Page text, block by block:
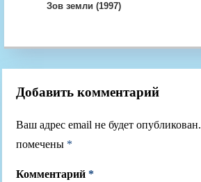
Зов земли (1997)
Добавить комментарий
Ваш адрес email не будет опубликован.
помечены *
Комментарий *